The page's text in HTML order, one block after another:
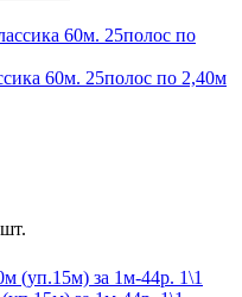
60м. 25полос по 2,40м
шт.